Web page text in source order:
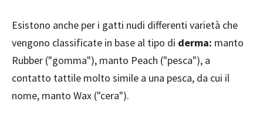
Esistono anche per i gatti nudi differenti varietà che
vengono classificate in base al tipo di derma: manto
Rubber ("gomma"), manto Peach ("pesca"), a
contatto tattile molto simile a una pesca, da cui il
nome, manto Wax ("cera").